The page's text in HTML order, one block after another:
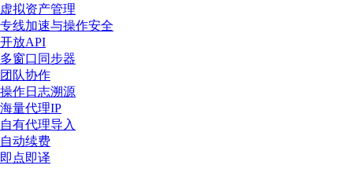
虚拟资产管理
专线加速与操作安全
开放API
多窗口同步器
团队协作
操作日志溯源
海量代理IP
自有代理导入
自动续费
即点即译